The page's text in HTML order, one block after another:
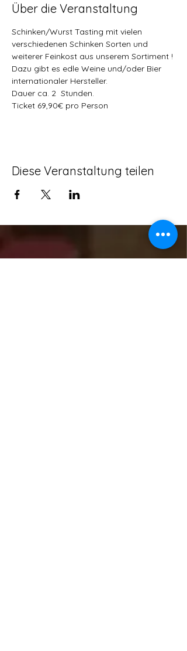
Über die Veranstaltung
Schinken/Wurst Tasting mit vielen
verschiedenen Schinken Sorten und
weiterer Feinkost aus unserem Sortiment !
Dazu gibt es edle Weine und/oder Bier
internationaler Hersteller.
Dauer ca. 2  Stunden.
Ticket 69,90€ pro Person
Diese Veranstaltung teilen